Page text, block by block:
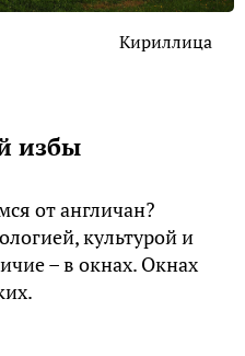
Кириллица
избы
от англичан?
культурой и
– в окнах. Окнах